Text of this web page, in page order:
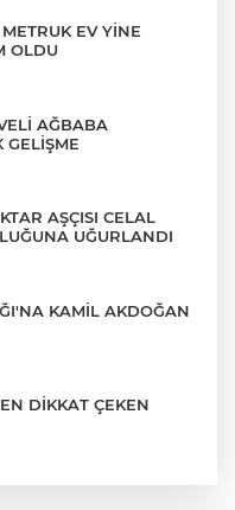
EV YİNE
OLDU
AĞBABA
GELİŞME
AŞÇISI CELAL
UĞURLANDI
KAMİL AKDOĞAN
DİKKAT ÇEKEN